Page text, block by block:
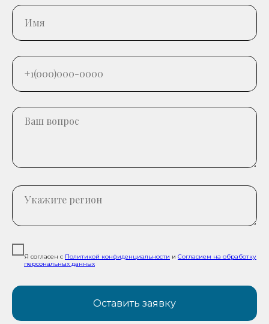
Я согласен с Политикой конфиденциальности и Согласием на обработку
персональных данных
Оставить заявку